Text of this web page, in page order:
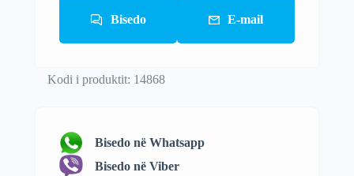
Bisedo E-mail
Kodi i produktit: 14868
Bisedo në Whatsapp
Bisedo në Viber